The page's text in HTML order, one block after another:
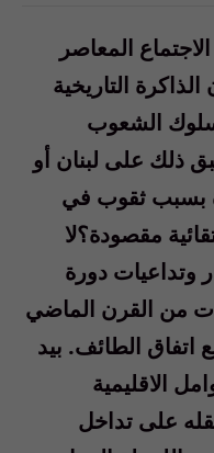
المعاصر
التاريخية
الشعوب‏
ذلك على لبنان أو
بسبب ثقوب في
مقصودة؟لا
وتداعيات دورة
من القرن الماضي
الطائف. بيد
الاقليمية
على تداخل